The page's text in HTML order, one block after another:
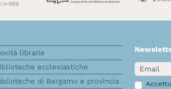
librarie
ecclesiastiche
di Bergamo e provincia
Email